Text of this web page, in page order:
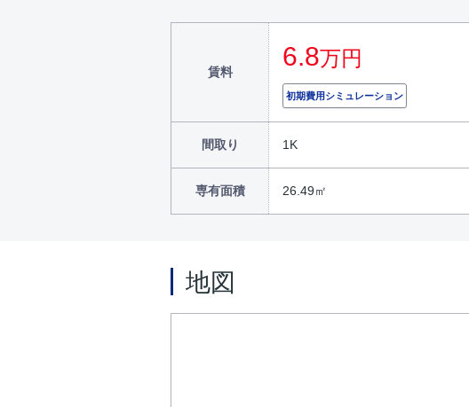
賃料
6.8万円
初期費用シミュレーション
間取り 1K
専有面積 26.49㎡
地図